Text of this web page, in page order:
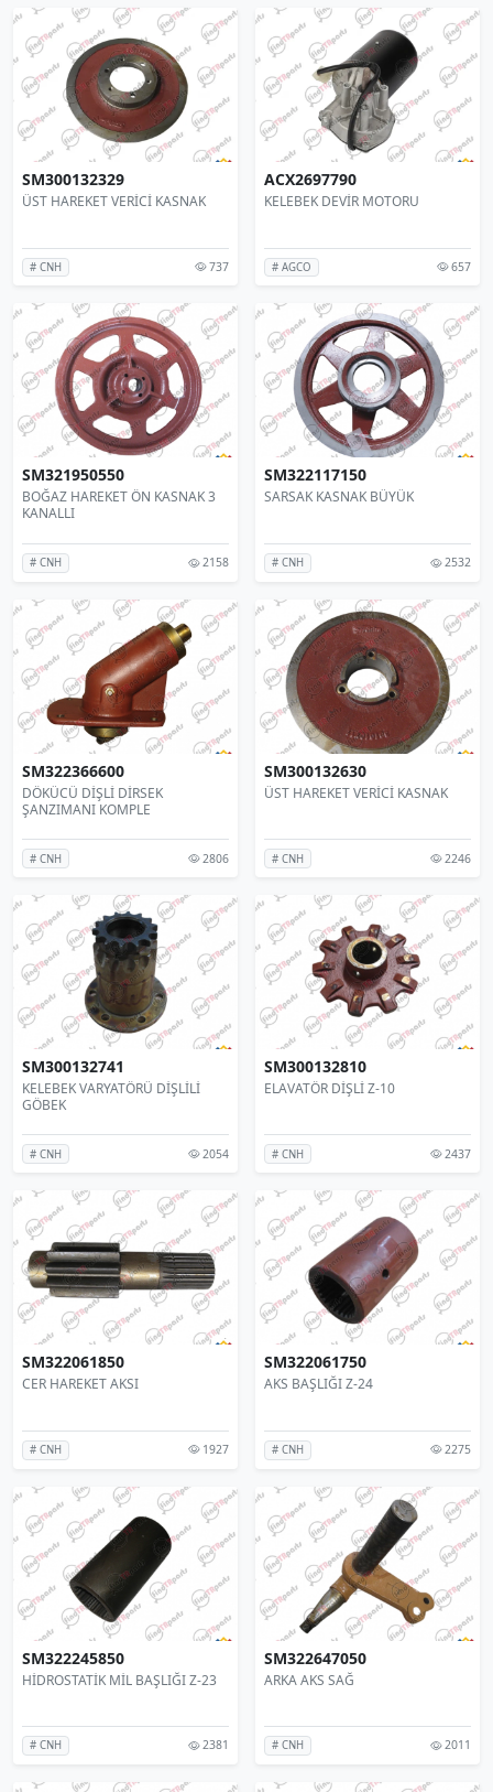
SM300132329
ÜST HAREKET VERİCİ KASNAK
# CNH 737
ACX2697790
KELEBEK DEVİR MOTORU
# AGCO 657
SM321950550
BOĞAZ HAREKET ÖN KASNAK 3
KANALLI
# CNH 2158
SM322117150
SARSAK KASNAK BÜYÜK
# CNH 2532
SM322366600
DÖKÜCÜ DİŞLİ DİRSEK
ŞANZIMANI KOMPLE
# CNH 2806
SM300132630
ÜST HAREKET VERİCİ KASNAK
# CNH 2246
SM300132741
KELEBEK VARYATÖRÜ DİŞLİLİ
GÖBEK
# CNH 2054
SM300132810
ELAVATÖR DİŞLİ Z-10
# CNH 2437
SM322061850
CER HAREKET AKSI
# CNH 1927
SM322061750
AKS BAŞLIĞI Z-24
# CNH 2275
SM322245850
HİDROSTATİK MİL BAŞLIĞI Z-23
# CNH 2381
SM322647050
ARKA AKS SAĞ
# CNH 2011